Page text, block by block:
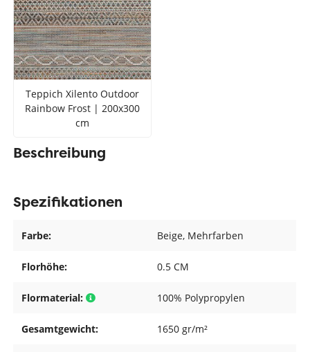
Teppich Xilento Outdoor
Rainbow Frost | 200x300
cm
Beschreibung
Spezifikationen
Farbe: Beige, Mehrfarben
Florhöhe: 0.5 CM
Flormaterial: 100% Polypropylen
Gesamtgewicht: 1650 gr/m²